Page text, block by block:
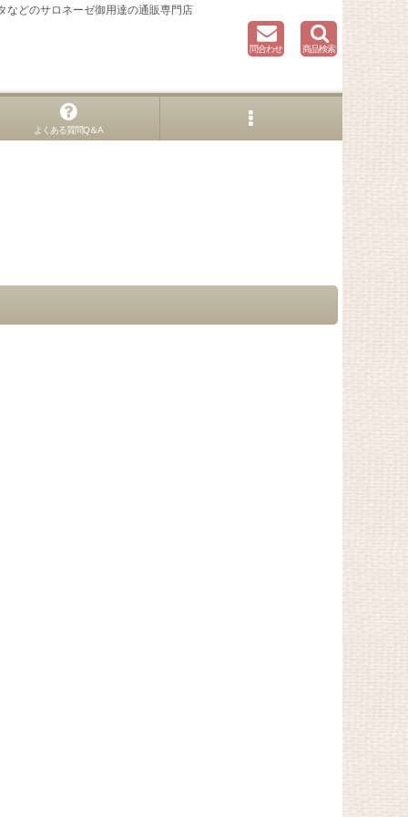
などのサロネーゼ御用達の通販専門店
問合わせ 商品検索
よくある質問Q＆A